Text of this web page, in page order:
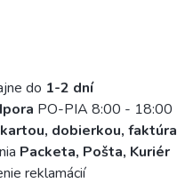
do 1-2 dní
PO-PIA 8:00 - 18:00
kartou, dobierkou, faktúra
Packeta, Pošta, Kuriér
reklamácií